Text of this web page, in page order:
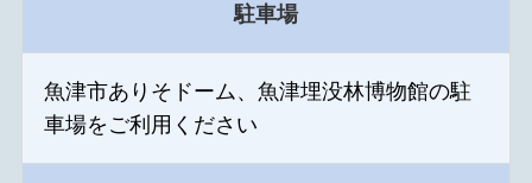
駐車場
魚津市ありそドーム、魚津埋没林博物館の駐
車場をご利用ください